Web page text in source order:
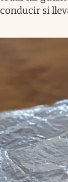
conducir si